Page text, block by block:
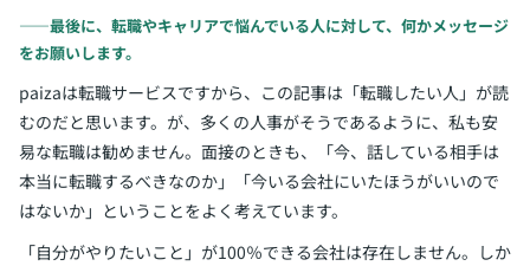
――最後に、転職やキャリアで悩んでいる人に対して、何かメッセージ
をお願いします。
paizaは転職サービスですから、この記事は「転職したい人」が読
むのだと思います。が、多くの人事がそうであるように、私も安
易な転職は勧めません。面接のときも、「今、話している相手は
本当に転職するべきなのか」「今いる会社にいたほうがいいので
はないか」ということをよく考えています。
「自分がやりたいこと」が100％できる会社は存在しません。しか